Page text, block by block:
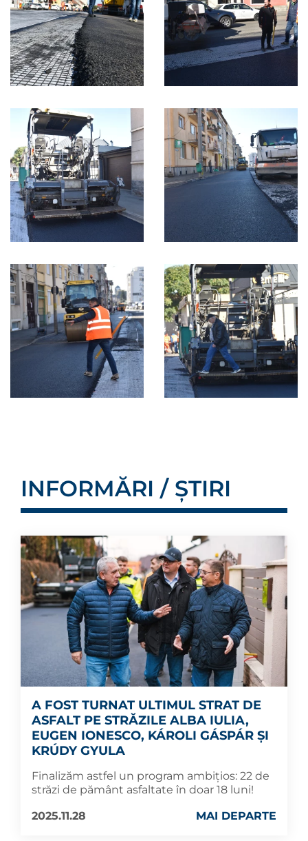
INFORMĂRI / ȘTIRI
A FOST TURNAT ULTIMUL STRAT DE
ASFALT PE STRĂZILE ALBA IULIA,
EUGEN IONESCO, KÁROLI GÁSPÁR ȘI
KRÚDY GYULA
Finalizăm astfel un program ambițios: 22 de
străzi de pământ asfaltate în doar 18 luni!
2025.11.28
MAI DEPARTE